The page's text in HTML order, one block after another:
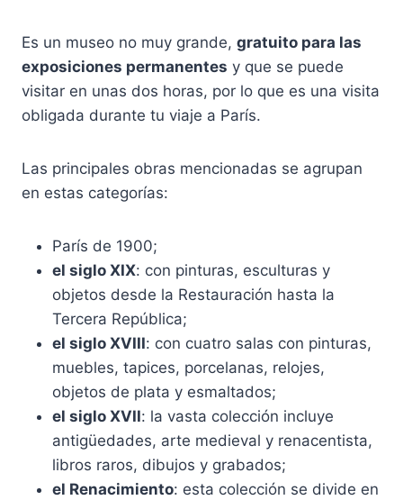
Es un museo no muy grande, gratuito para las
exposiciones permanentes y que se puede
visitar en unas dos horas, por lo que es una visita
obligada durante tu viaje a París.
Las principales obras mencionadas se agrupan
en estas categorías:
París de 1900;
el siglo XIX: con pinturas, esculturas y
objetos desde la Restauración hasta la
Tercera República;
el siglo XVIII: con cuatro salas con pinturas,
muebles, tapices, porcelanas, relojes,
objetos de plata y esmaltados;
el siglo XVII: la vasta colección incluye
antigüedades, arte medieval y renacentista,
libros raros, dibujos y grabados;
el Renacimiento: esta colección se divide en